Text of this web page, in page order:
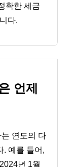
확한 세금
다.
언제
연도의 다
. 예를 들어,
년 1월